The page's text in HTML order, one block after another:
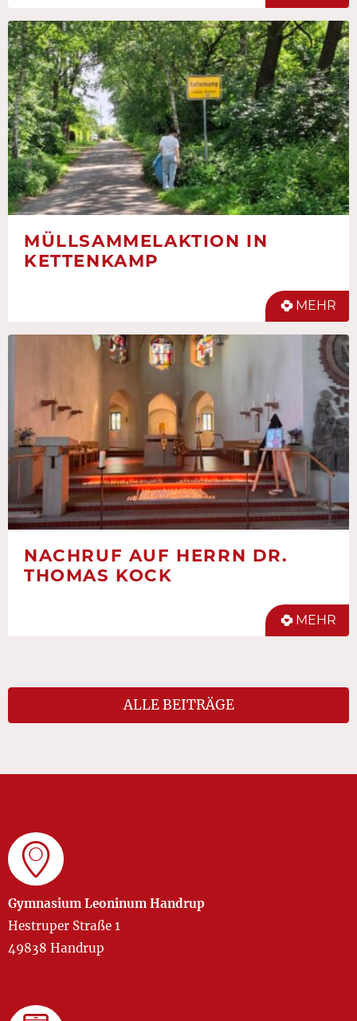
MÜLLSAMMELAKTION IN
KETTENKAMP
MEHR
NACHRUF AUF HERRN DR.
THOMAS KOCK
MEHR
ALLE BEITRÄGE
Gymnasium Leoninum Handrup
Hestruper Straße 1
49838 Handrup